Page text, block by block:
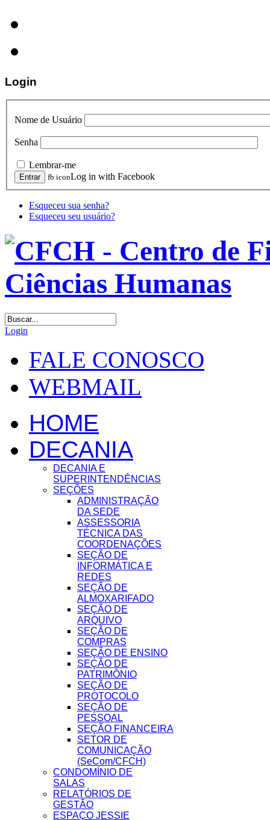
Login
Nome de Usuário
Senha
Lembrar-me
fb iconLog in with Facebook
Esqueceu sua senha?
Esqueceu seu usuário?
Login
FALE CONOSCO
WEBMAIL
HOME
DECANIA
DECANIA E
SUPERINTENDÊNCIAS
SEÇÕES
ADMINISTRAÇÃO
DA SEDE
ASSESSORIA
TÉCNICA DAS
COORDENAÇÕES
SEÇÃO DE
INFORMÁTICA E
REDES
SEÇÃO DE
ALMOXARIFADO
SEÇÃO DE
ARQUIVO
SEÇÃO DE
COMPRAS
SEÇÃO DE ENSINO
SEÇÃO DE
PATRIMÔNIO
SEÇÃO DE
PROTOCOLO
SEÇÃO DE
PESSOAL
SEÇÃO FINANCEIRA
SETOR DE
COMUNICAÇÃO
(SeCom/CFCH)
CONDOMÍNIO DE
SALAS
RELATÓRIOS DE
GESTÃO
ESPAÇO JESSIE